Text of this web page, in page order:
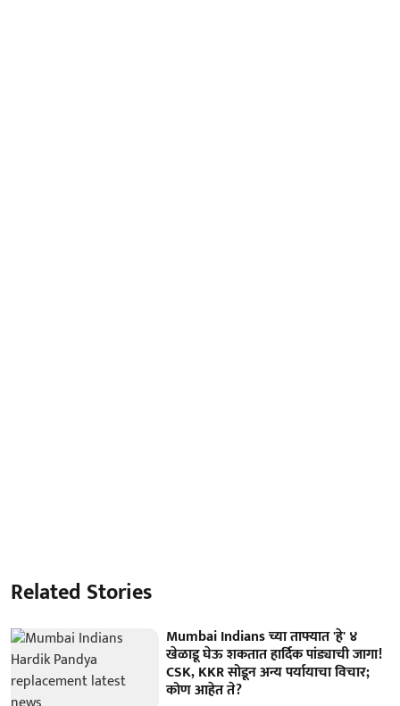
Related Stories
Mumbai Indians च्या ताफ्यात 'हे' ४
खेळाडू घेऊ शकतात हार्दिक पांड्याची जागा!
CSK, KKR सोडून अन्य पर्यायाचा विचार;
कोण आहेत ते?